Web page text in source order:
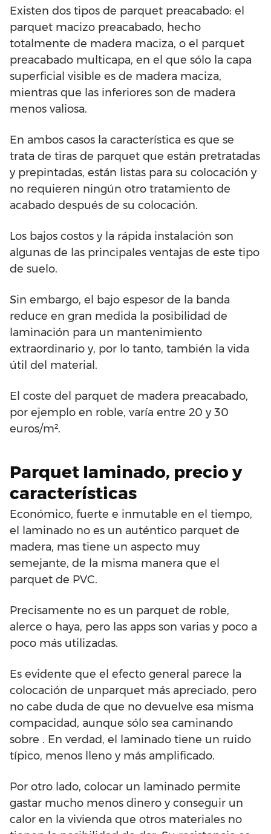
Existen dos tipos de parquet preacabado: el
parquet macizo preacabado, hecho
totalmente de madera maciza, o el parquet
preacabado multicapa, en el que sólo la capa
superficial visible es de madera maciza,
mientras que las inferiores son de madera
menos valiosa.
En ambos casos la característica es que se
trata de tiras de parquet que están pretratadas
y prepintadas, están listas para su colocación y
no requieren ningún otro tratamiento de
acabado después de su colocación.
Los bajos costos y la rápida instalación son
algunas de las principales ventajas de este tipo
de suelo.
Sin embargo, el bajo espesor de la banda
reduce en gran medida la posibilidad de
laminación para un mantenimiento
extraordinario y, por lo tanto, también la vida
útil del material.
El coste del parquet de madera preacabado,
por ejemplo en roble, varía entre 20 y 30
euros/m².
Parquet laminado, precio y
características
Económico, fuerte e inmutable en el tiempo,
el laminado no es un auténtico parquet de
madera, mas tiene un aspecto muy
semejante, de la misma manera que el
parquet de PVC.
Precisamente no es un parquet de roble,
alerce o haya, pero las apps son varias y poco a
poco más utilizadas.
Es evidente que el efecto general parece la
colocación de unparquet más apreciado, pero
no cabe duda de que no devuelve esa misma
compacidad, aunque sólo sea caminando
sobre . En verdad, el laminado tiene un ruido
típico, menos lleno y más amplificado.
Por otro lado, colocar un laminado permite
gastar mucho menos dinero y conseguir un
calor en la vivienda que otros materiales no